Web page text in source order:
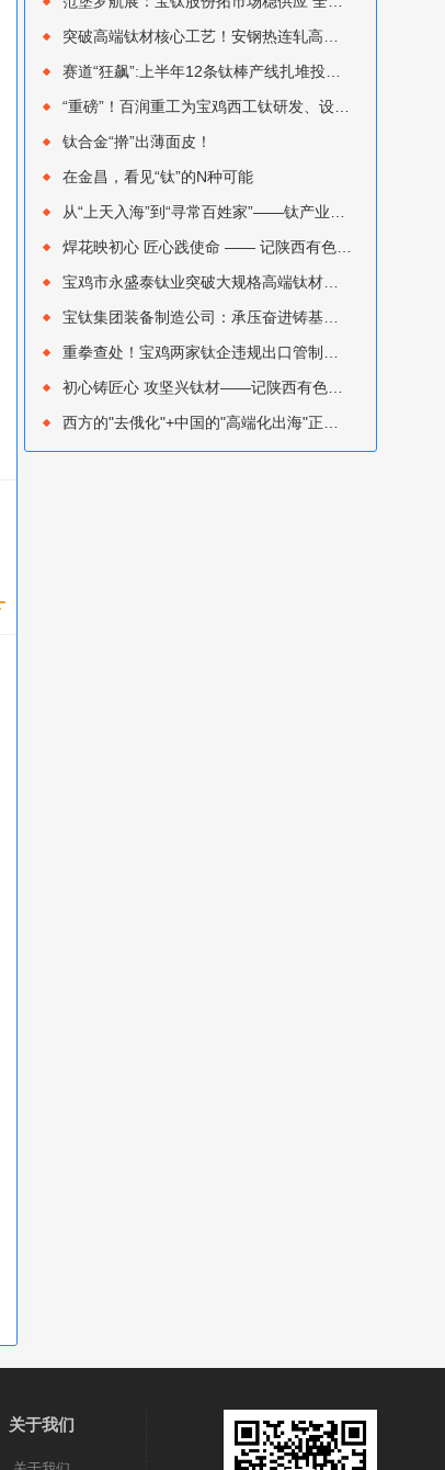
钛合金“擀”出薄面皮！
在金昌，看见“钛”的N种可能
关于我们